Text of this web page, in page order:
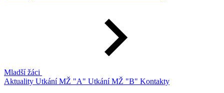
Mladší žáci
Aktuality Utkání MŽ "A" Utkání MŽ "B" Kontakty